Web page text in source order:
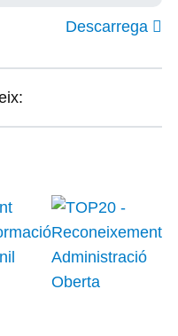
Descarrega